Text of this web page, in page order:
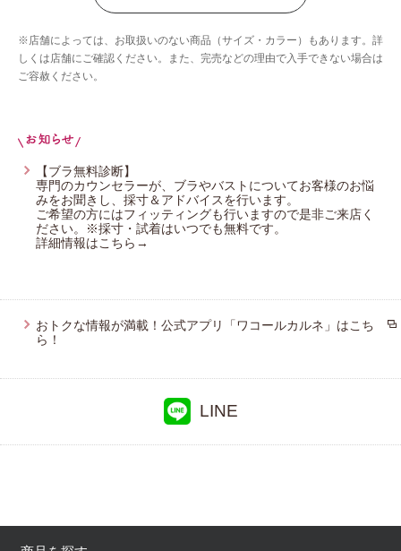
ウイング／ティーン
ブロス バイ ワコールメン
CW-X
※店舗によっては、お取扱いのない商品（サイズ・カラー）もあります。詳
しくは店舗にご確認ください。また、完売などの理由で入手できない場合は
ご容赦ください。
【ブラ無料診断】
専門のカウンセラーが、ブラやバストについてお客様のお悩
みをお聞きし、採寸＆アドバイスを行います。
ご希望の方にはフィッティングも行いますので是非ご来店く
ださい。※採寸・試着はいつでも無料です。
詳細情報はこちら→
おトクな情報が満載！公式アプリ「ワコールカルネ」はこち
ら！
LINE